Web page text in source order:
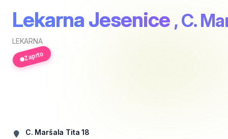
Lekarna Jesenice , C.
LEKARNA
Zaprto
C. Maršala Tita 18